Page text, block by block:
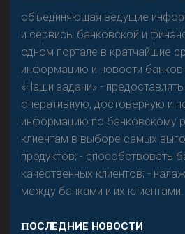
объединяющая ведущие
и сервисы банковской и
одном портале в кратчайшие
информацию и новости банков
«Наши задачи» -
оперативную, достоверную и
информацию по банковскому
клиентам в выборе самых
продуктов; - способствовать
качественных клиентов; -
между банками и их клиентами.
ПОСЛЕДНИЕ НОВОСТИ